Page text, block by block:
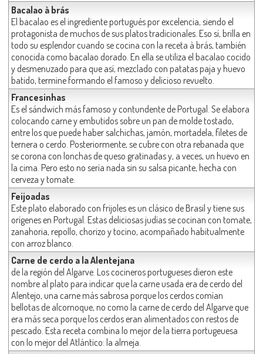
Bacalao à brás
El bacalao es el ingrediente portugués por excelencia, siendo el
protagonista de muchos de sus platos tradicionales. Eso sí, brilla en
todo su esplendor cuando se cocina con la receta à brás, también
conocida como bacalao dorado. En ella se utiliza el bacalao cocido
y desmenuzado para que así, mezclado con patatas paja y huevo
batido, termine formando el famoso y delicioso revuelto.
Francesinhas
Es el sándwich más famoso y contundente de Portugal. Se elabora
colocando carne y embutidos sobre un pan de molde tostado,
entre los que puede haber salchichas, jamón, mortadela, filetes de
ternera o cerdo. Posteriormente, se cubre con otra rebanada que
se corona con lonchas de queso gratinadas y, a veces, un huevo en
la cima. Pero esto no sería nada sin su salsa picante, hecha con
cerveza y tomate.
Feijoadas
Este plato elaborado con frijoles es un clásico de Brasil y tiene sus
orígenes en Portugal. Estas deliciosas judías se cocinan con tomate,
zanahoria, repollo, chorizo y tocino, acompañado habitualmente
con arroz blanco.
Carne de cerdo a la Alentejana
de la región del Algarve. Los cocineros portugueses dieron este
nombre al plato para indicar que la carne usada era de cerdo del
Alentejo, una carne más sabrosa porque los cerdos comían
bellotas de alcornoque, no como la carne de cerdo del Algarve que
era más seca porque los cerdos eran alimentados con restos de
pescado. Esta receta combina lo mejor de la tierra portugeuesa
con lo mejor del Atlántico: la almeja.